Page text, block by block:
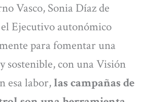
Vasco, Sonia Díaz de
Ejecutivo autonómico
para fomentar una
sostenible, con una Visión
esa labor,las campañas de